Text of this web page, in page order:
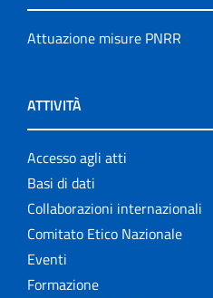
Attuazione misure PNRR
ATTIVITÀ
Accesso agli atti
Basi di dati
Collaborazioni internazionali
Comitato Etico Nazionale
Eventi
Formazione